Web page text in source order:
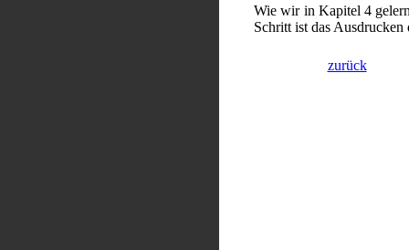
Wie wir in Kapitel 4
Schritt ist das Ausdrucken
zurück